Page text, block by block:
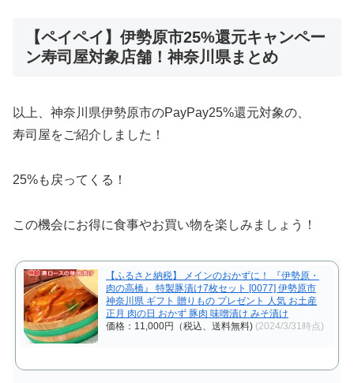
【ペイペイ】伊勢原市25%還元キャンペー
ン寿司屋対象店舗！神奈川県まとめ
以上、神奈川県伊勢原市のPayPay25%還元対象の、
寿司屋をご紹介しました！
25%も戻ってくる！
この機会にお得に食事やお買い物を楽しみましょう！
【ふるさと納税】 メインのおかずに！ 『伊勢原・
肉の高橋』 特製豚漬け7枚セット [0077] 伊勢原市
神奈川県 ギフト 贈りもの プレゼント 人気 お土産
正月 肉の日 おかず 豚肉 味噌漬け みそ漬け
価格：11,000円（税込、送料無料) (2024/3/31時点)